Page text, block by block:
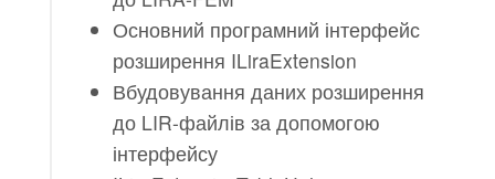
Основний програмний інтерфейс
розширення ILiraExtension
Вбудовування даних розширення
до LIR-файлів за допомогою
інтерфейсу